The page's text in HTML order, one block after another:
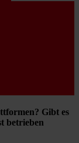
Gibt es
betrieben